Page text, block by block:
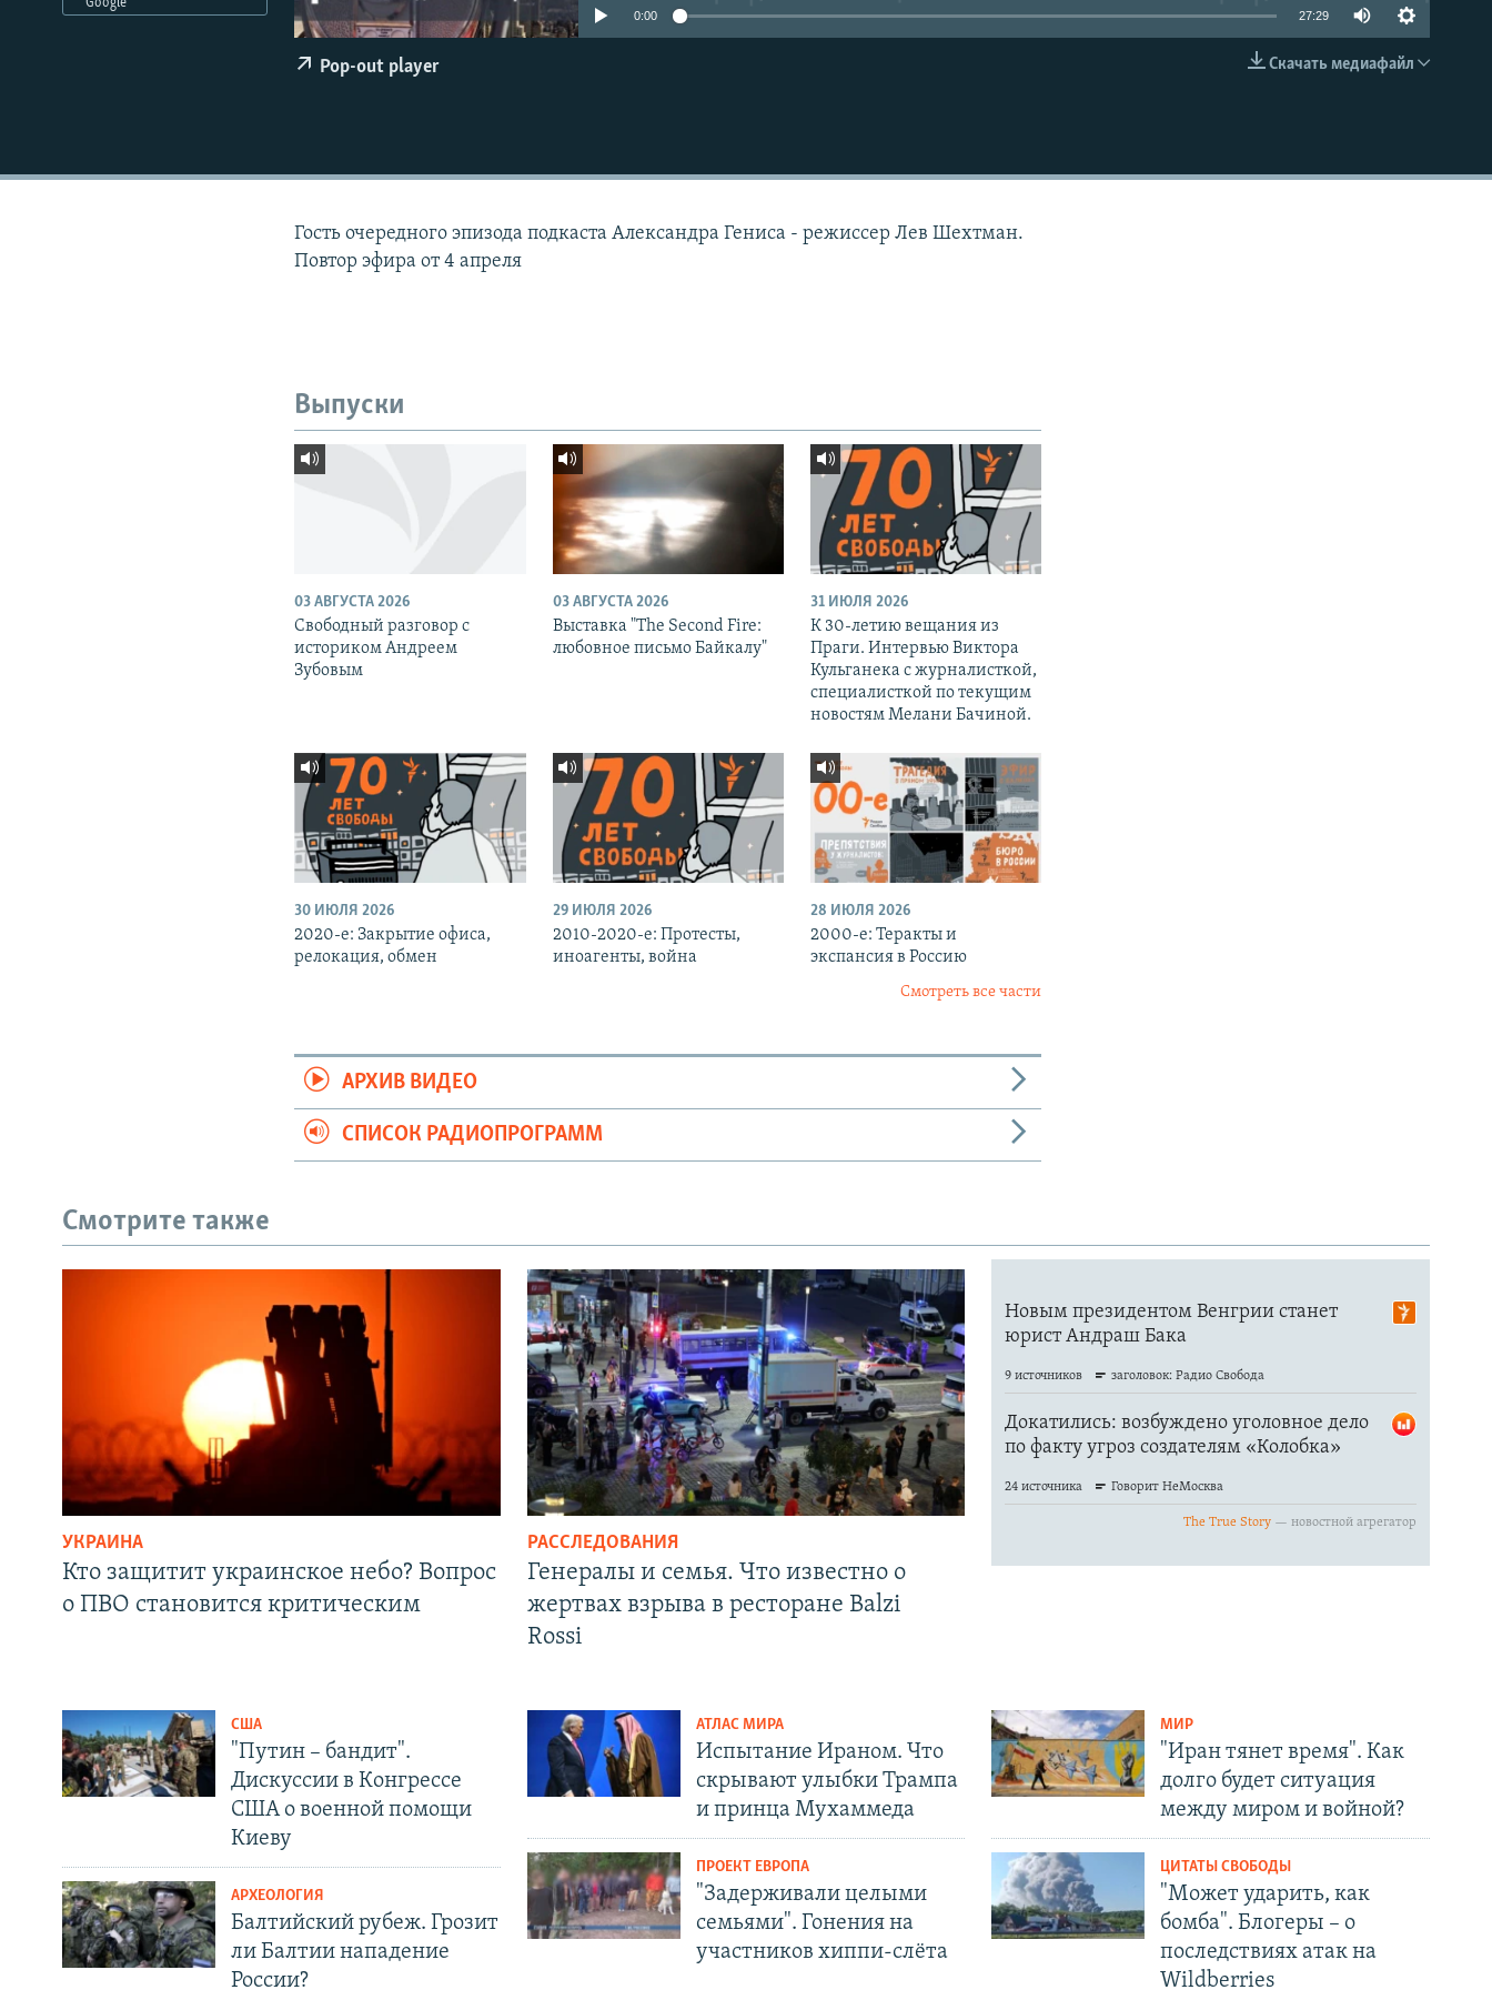
EMBED
0:00 27:29
Скачать медиафайл
Pop-out player
Гость очередного эпизода подкаста Александра Гениса - режиссер Лев Шехтман.
Повтор эфира от 4 апреля
Выпуски
03 АВГУСТА 2026
Свободный разговор с
историком Андреем
Зубовым
03 АВГУСТА 2026
Выставка "The Second Fire:
любовное письмо Байкалу"
31 ИЮЛЯ 2026
К 30-летию вещания из
Праги. Интервью Виктора
Кульганека с журналисткой,
специалисткой по текущим
новостям Мелани Бачиной.
30 ИЮЛЯ 2026
2020-е: Закрытие офиса,
релокация, обмен
29 ИЮЛЯ 2026
2010-2020-е: Протесты,
иноагенты, война
28 ИЮЛЯ 2026
2000-е: Теракты и
экспансия в Россию
Смотреть все части
АРХИВ ВИДЕО
СПИСОК РАДИОПРОГРАММ
Смотрите также
УКРАИНА
Кто защитит украинское небо? Вопрос
о ПВО становится критическим
РАССЛЕДОВАНИЯ
Генералы и семья. Что известно о
жертвах взрыва в ресторане Balzi
Rossi
США
"Путин – бандит".
Дискуссии в Конгрессе
США о военной помощи
Киеву
АРХЕОЛОГИЯ
Балтийский рубеж. Грозит
ли Балтии нападение
России?
АТЛАС МИРА
Испытание Ираном. Что
скрывают улыбки Трампа
и принца Мухаммеда
ПРОЕКТ ЕВРОПА
"Задерживали целыми
семьями". Гонения на
участников хиппи-слёта
МИР
"Иран тянет время". Как
долго будет ситуация
между миром и войной?
ЦИТАТЫ СВОБОДЫ
"Может ударить, как
бомба". Блогеры – о
последствиях атак на
Wildberries